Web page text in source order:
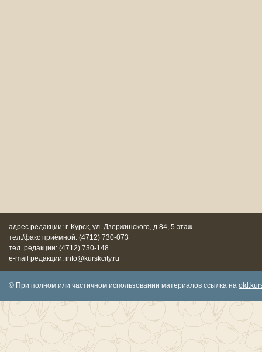
адрес редакции: г. Курск, ул. Дзержинского, д.84, 5 этаж
тел./факс приёмной: (4712) 730-073
тел. редакции: (4712) 730-148
e-mail редакции: info@kurskcity.ru
© При полном или частичном использовании материалов ссылка на